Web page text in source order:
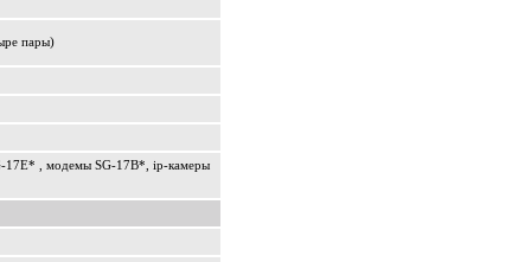
пары)
17E* , модемы SG-17B*, ip-камеры